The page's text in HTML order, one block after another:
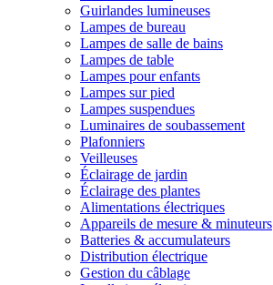
Guirlandes lumineuses
Lampes de bureau
Lampes de salle de bains
Lampes de table
Lampes pour enfants
Lampes sur pied
Lampes suspendues
Luminaires de soubassement
Plafonniers
Veilleuses
Éclairage de jardin
Éclairage des plantes
Alimentations électriques
Appareils de mesure & minuteurs
Batteries & accumulateurs
Distribution électrique
Gestion du câblage